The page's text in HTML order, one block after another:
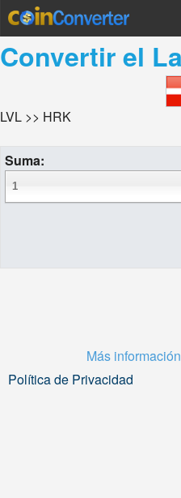
Convertir el
LVL >> HRK
Suma:
Más
Política de Privacidad